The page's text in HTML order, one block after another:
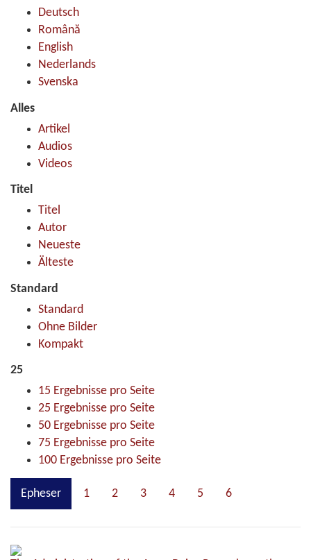
Deutsch
Română
English
Nederlands
Svenska
Alles
Artikel
Audios
Videos
Titel
Titel
Autor
Neueste
Älteste
Standard
Standard
Ohne Bilder
Kompakt
25
15 Ergebnisse pro Seite
25 Ergebnisse pro Seite
50 Ergebnisse pro Seite
75 Ergebnisse pro Seite
100 Ergebnisse pro Seite
Epheser 1 2 3 4 5 6